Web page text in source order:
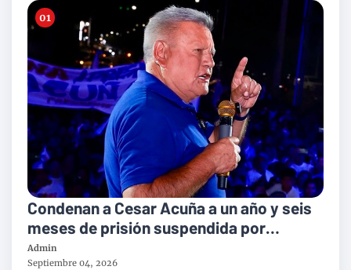
Condenan a Cesar Acuña a un año y seis
meses de prisión suspendida por
violación de la libertad de trabajo
Admin
Septiembre 04, 2026